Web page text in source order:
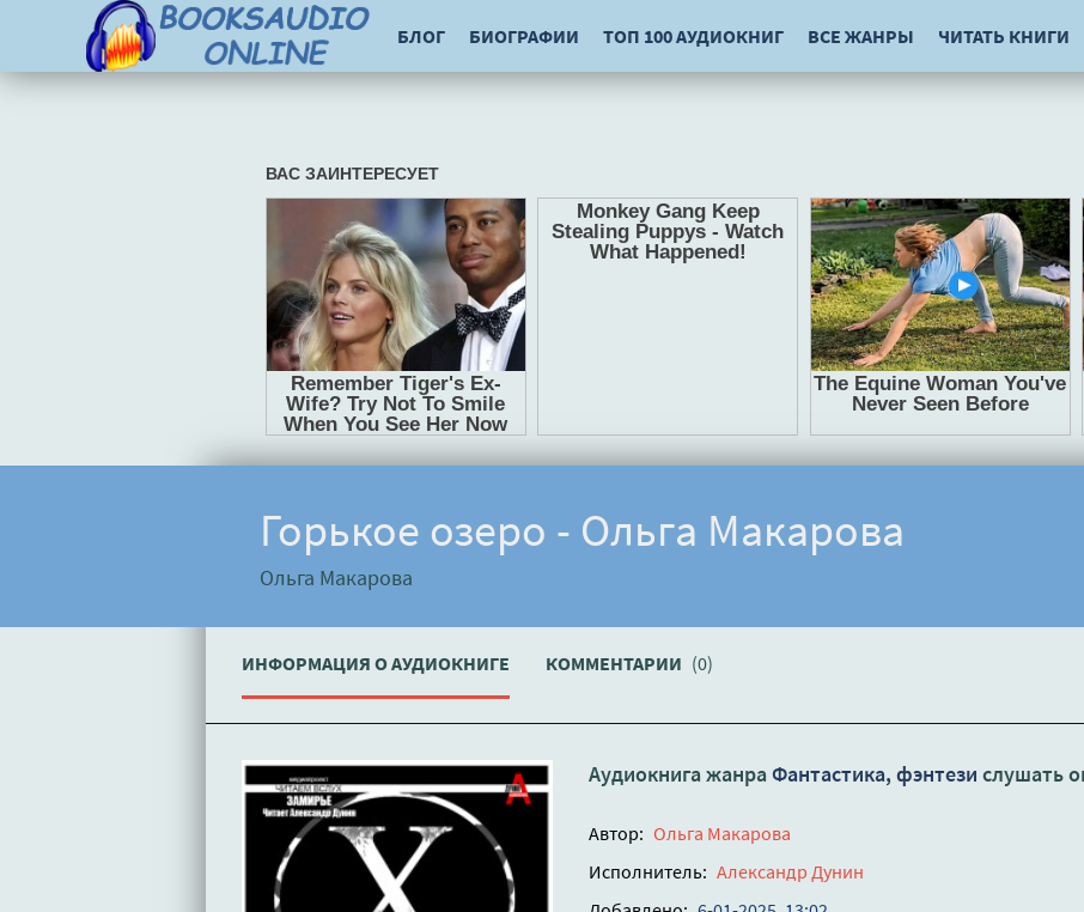
БЛОГ БИОГРАФИИ ТОП 100 АУДИОКНИГ ВСЕ ЖАНРЫ ЧИТАТЬ КНИГИ
Горькое озеро - Ольга Макарова
Ольга Макарова
ИНФОРМАЦИЯ О АУДИОКНИГЕ КОММЕНТАРИИ (0)
Аудиокнига жанра Фантастика, фэнтези слушать
Автор: Ольга Макарова
Исполнитель: Александр Дунин